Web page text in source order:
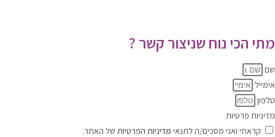
מתי הכי נוח שניצור קשר ?
שם
אימייל
טלפון
מדיניות פרטיות
קראתי ואני מסכים/ה לתנאי מדיניות הפרטיות של האתר.